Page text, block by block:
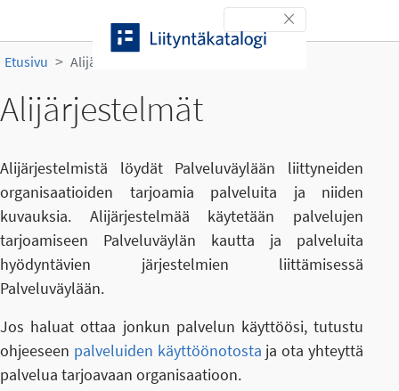
Toggle navigation
Etusivu Alijärjestelmät
Alijärjestelmät
Alijärjestelmistä löydät Palveluväylään liittyneiden
organisaatioiden tarjoamia palveluita ja niiden
kuvauksia. Alijärjestelmää käytetään palvelujen
tarjoamiseen Palveluväylän kautta ja palveluita
hyödyntävien järjestelmien liittämisessä
Palveluväylään.
Jos haluat ottaa jonkun palvelun käyttöösi, tutustu
ohjeeseen palveluiden käyttöönotosta ja ota yhteyttä
palvelua tarjoavaan organisaatioon.